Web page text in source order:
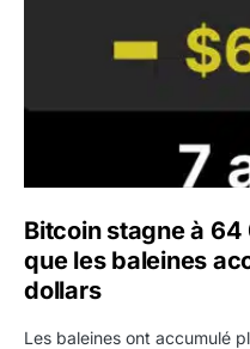
Bitcoin stagne à
que les baleines
dollars
Les baleines ont accumulé